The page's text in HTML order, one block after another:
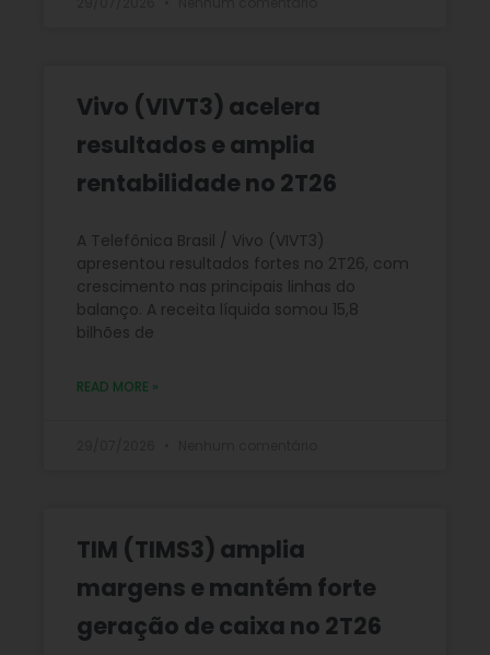
Vivo (VIVT3) acelera
resultados e amplia
rentabilidade no 2T26
A Telefônica Brasil / Vivo (VIVT3)
apresentou resultados fortes no 2T26, com
crescimento nas principais linhas do
balanço. A receita líquida somou 15,8
bilhões de
READ MORE »
TIM (TIMS3) amplia
margens e mantém forte
geração de caixa no 2T26